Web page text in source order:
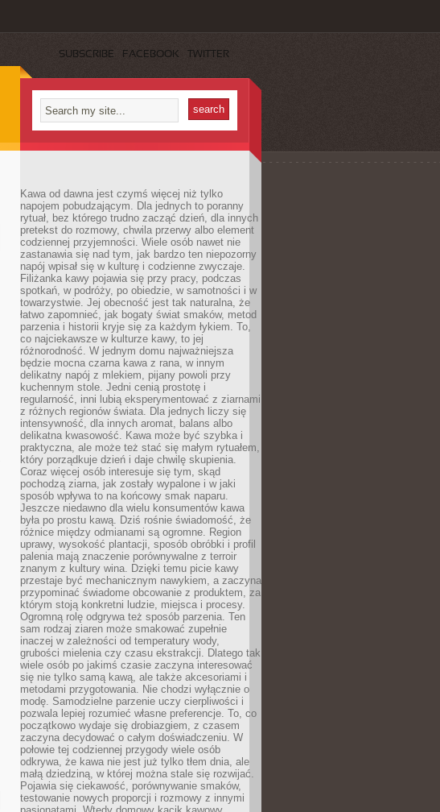
SUBSCRIBE FACEBOOK TWITTER
Kawa od dawna jest czymś więcej niż tylko
napojem pobudzającym. Dla jednych to poranny
rytuał, bez którego trudno zacząć dzień, dla innych
pretekst do rozmowy, chwila przerwy albo element
codziennej przyjemności. Wiele osób nawet nie
zastanawia się nad tym, jak bardzo ten niepozorny
napój wpisał się w kulturę i codzienne zwyczaje.
Filiżanka kawy pojawia się przy pracy, podczas
spotkań, w podróży, po obiedzie, w samotności i w
towarzystwie. Jej obecność jest tak naturalna, że
łatwo zapomnieć, jak bogaty świat smaków, metod
parzenia i historii kryje się za każdym łykiem. To,
co najciekawsze w kulturze kawy, to jej
różnorodność. W jednym domu najważniejsza
będzie mocna czarna kawa z rana, w innym
delikatny napój z mlekiem, pijany powoli przy
kuchennym stole. Jedni cenią prostotę i
regularność, inni lubią eksperymentować z ziarnami
z różnych regionów świata. Dla jednych liczy się
intensywność, dla innych aromat, balans albo
delikatna kwasowość. Kawa może być szybka i
praktyczna, ale może też stać się małym rytuałem,
który porządkuje dzień i daje chwilę skupienia.
Coraz więcej osób interesuje się tym, skąd
pochodzą ziarna, jak zostały wypalone i w jaki
sposób wpływa to na końcowy smak naparu.
Jeszcze niedawno dla wielu konsumentów kawa
była po prostu kawą. Dziś rośnie świadomość, że
różnice między odmianami są ogromne. Region
uprawy, wysokość plantacji, sposób obróbki i profil
palenia mają znaczenie porównywalne z terroir
znanym z kultury wina. Dzięki temu picie kawy
przestaje być mechanicznym nawykiem, a zaczyna
przypominać świadome obcowanie z produktem, za
którym stoją konkretni ludzie, miejsca i procesy.
Ogromną rolę odgrywa też sposób parzenia. Ten
sam rodzaj ziaren może smakować zupełnie
inaczej w zależności od temperatury wody,
grubości mielenia czy czasu ekstrakcji. Dlatego tak
wiele osób po jakimś czasie zaczyna interesować
się nie tylko samą kawą, ale także akcesoriami i
metodami przygotowania. Nie chodzi wyłącznie o
modę. Samodzielne parzenie uczy cierpliwości i
pozwala lepiej rozumieć własne preferencje. To, co
początkowo wydaje się drobiazgiem, z czasem
zaczyna decydować o całym doświadczeniu. W
połowie tej codziennej przygody wiele osób
odkrywa, że kawa nie jest już tylko tłem dnia, ale
małą dziedziną, w której można stale się rozwijać.
Pojawia się ciekawość, porównywanie smaków,
testowanie nowych proporcji i rozmowy z innymi